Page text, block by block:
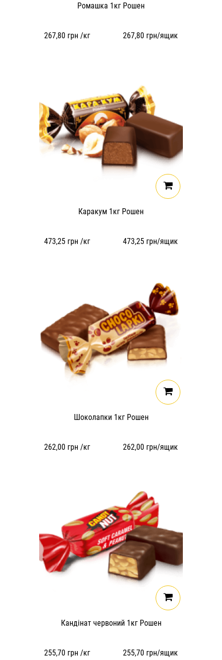
Ромашка 1кг Рошен
267,80 грн /кг 267,80 грн/ящик
Каракум 1кг Рошен
473,25 грн /кг 473,25 грн/ящик
Шоколапки 1кг Рошен
262,00 грн /кг 262,00 грн/ящик
Кандінат червоний 1кг Рошен
255,70 грн /кг 255,70 грн/ящик